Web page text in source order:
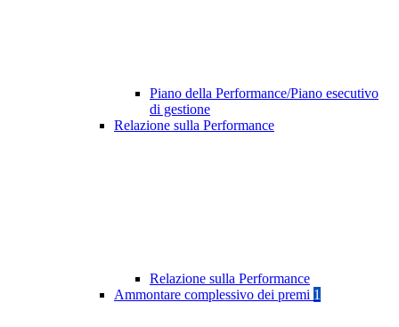
Piano della Performance/Piano esecutivo
di gestione
Relazione sulla Performance
Relazione sulla Performance
Ammontare complessivo dei premi 1